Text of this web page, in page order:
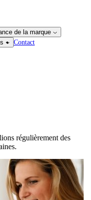
de la marque
Contact
régulièrement des